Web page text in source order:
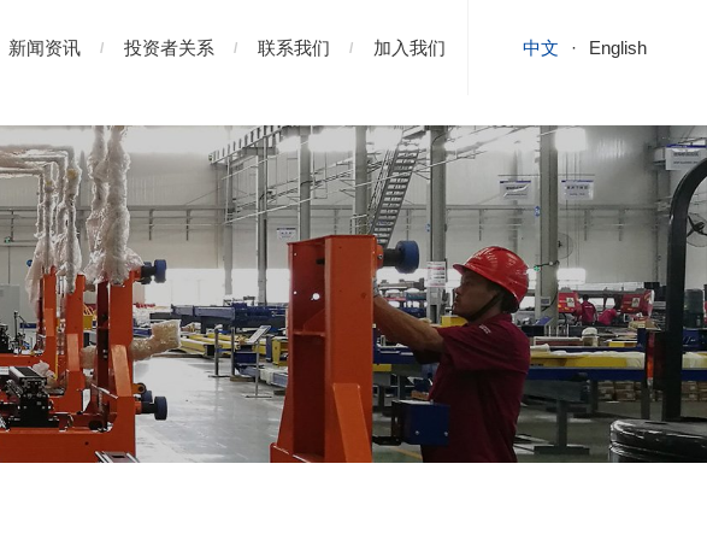
中文 English
新闻资讯 投资者关系 联系我们 加入我们